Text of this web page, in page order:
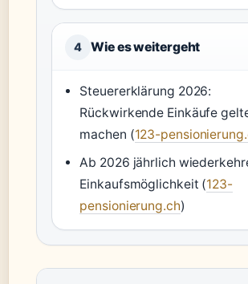
4 Wie es weitergeht
Steuererklärung 2026:
Rückwirkende Einkäufe
machen (123-
Ab 2026 jährlich
Einkaufsmöglichkeit (123-
pensionierung.ch)